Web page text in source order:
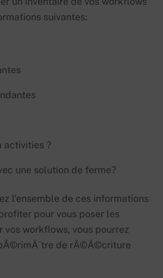
suivantes:
activities ?
une solution de ferme?
l’ensemble de ces informations
pour vous poser les
vos workflows, vous pourrez
de rÃ©Ã©criture